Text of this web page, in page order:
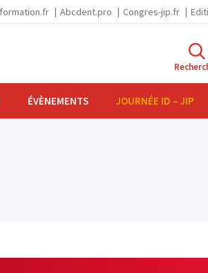
Abcdent.pro Congres-jip.fr
ÉVÈNEMENTS JOURNÉE ID – JIP